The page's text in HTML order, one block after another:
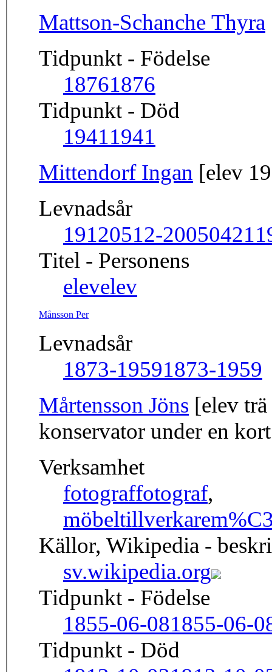
Mattson-Schanche Thyra
Tidpunkt - Födelse
18761876
Tidpunkt - Död
19411941
Mittendorf Ingan [elev
Levnadsår
19120512-20050421
Titel - Personens
elevelev
Månsson Per
Levnadsår
1873-19591873-1959
Mårtensson Jöns [elev
konservator under en
Verksamhet
fotograffotograf,
möbeltillverkare
Källor, Wikipedia -
sv.wikipedia.org
Tidpunkt - Födelse
1855-06-081855-06-
Tidpunkt - Död